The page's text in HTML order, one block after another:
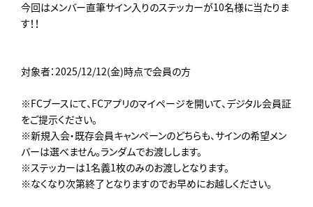
今回はメンバー直筆サイン入りのステッカーが10名様に当たりま
す！！
対象者：2025/12/12(金)時点で会員の方
※FCブースにて、FCアプリのマイページを開いて、デジタル会員証
をご提示ください。
※新規入会・既存会員キャンペーンのどちらも、サインの希望メン
バーは選べません。ランダムでお渡しします。
※ステッカーは1名義1枚のみのお渡しとなります。
※なくなり次第終了となりますのでお早めにお越しください。